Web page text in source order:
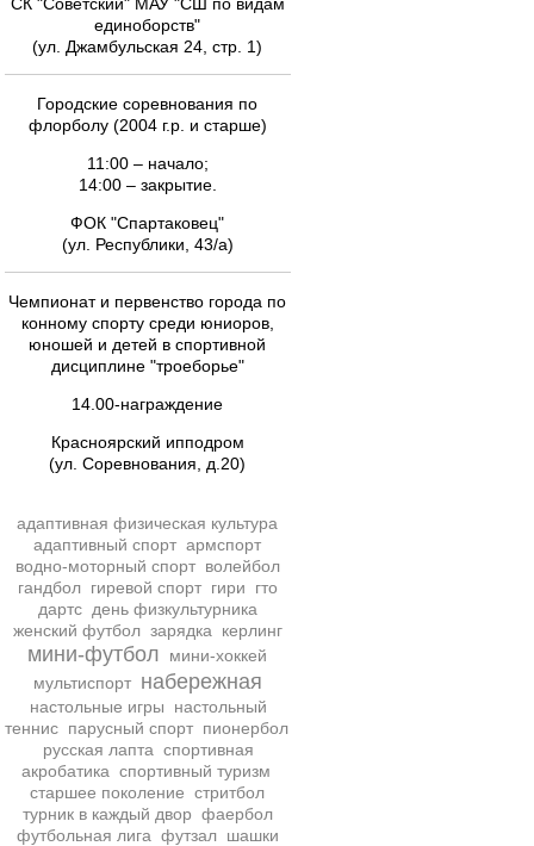
единоборств"
(ул. Джамбульская 24, стр. 1)
Городские соревнования по
флорболу (2004 г.р. и старше)
11:00 – начало;
14:00 – закрытие.
ФОК "Спартаковец"
(ул. Республики, 43/а)
Чемпионат и первенство города по
конному спорту среди юниоров,
юношей и детей в спортивной
дисциплине "троеборье"
14.00-награждение
Красноярский ипподром
(ул. Соревнования, д.20)
адаптивная физическая культура
адаптивный спорт армспорт
водно-моторный спорт волейбол
гандбол гиревой спорт гири
гто
дартс день физкультурника
женский футбол зарядка керлинг
мини-футбол
мини-хоккей
мультиспорт набережная
настольные игры
настольный
теннис парусный спорт пионербол
русская лапта спортивная
акробатика спортивный туризм
старшее поколение стритбол
турник в каждый двор фаербол
футбольная лига футзал шашки